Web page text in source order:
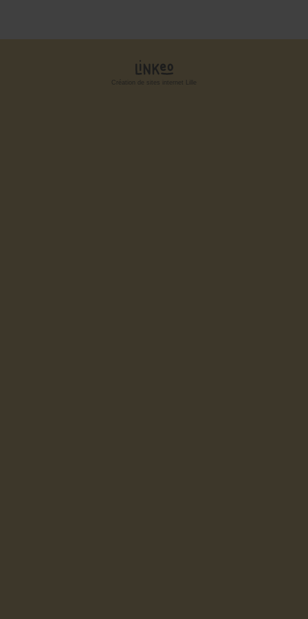
Création de sites internet Lille